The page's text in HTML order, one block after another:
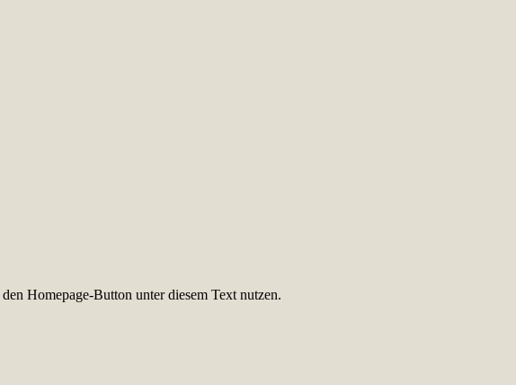
Homepage-Button unter diesem Text nutzen.